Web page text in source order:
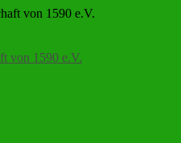
von 1590 e.V.